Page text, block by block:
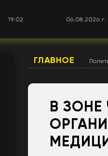
19:02 06.08.2026 г.
ГЛАВНОЕ
В ЗОНЕ